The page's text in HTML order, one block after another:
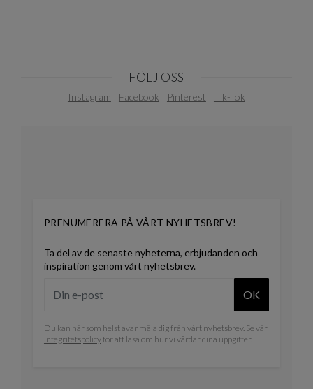
FÖLJ OSS
Instagram | Facebook | Pinterest | Tik-Tok
PRENUMERERA PÅ VÅRT NYHETSBREV!
Ta del av de senaste nyheterna, erbjudanden och
inspiration genom vårt nyhetsbrev.
OK
Du kan när som helst avanmäla dig från vårt nyhetsbrev. Se vår
integritetspolicyför att läsa om hur vi vårdar dina uppgifter.